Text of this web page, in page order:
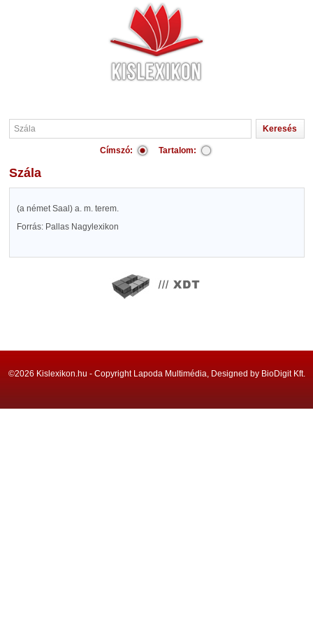
Címszó: Tartalom:
Szála
(a német Saal) a. m. terem.
Forrás: Pallas Nagylexikon
©2026 Kislexikon.hu - Copyright Lapoda Multimédia, Designed by BioDigit Kft.